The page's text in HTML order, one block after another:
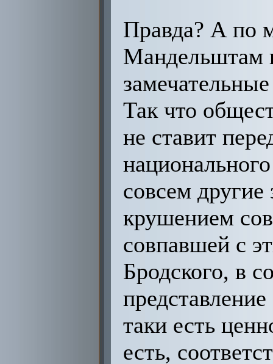
Правда? А по
Мандельштам
Так что
не ставит
совсем другие
крушением
совпавшей с
Бродского, в
таки есть
есть,